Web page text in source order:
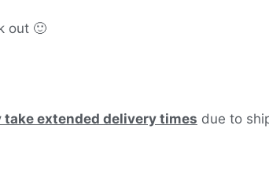
out 🙂
take extended delivery times due to